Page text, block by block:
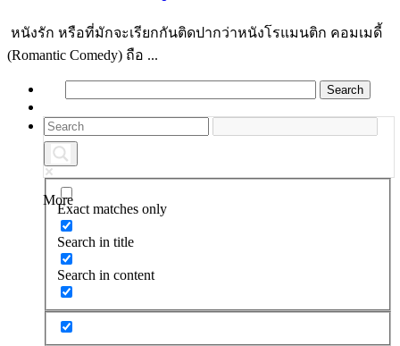
หนังรัก หรือที่มักจะเรียกกันติดปากว่าหนังโรแมนติก คอมเมดี้
(Romantic Comedy) ถือ ...
More
Exact matches only
Search in title
Search in content